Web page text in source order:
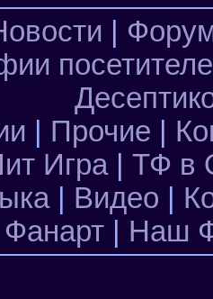
Прочие
Игра| ТФ в
| Видео
Наш